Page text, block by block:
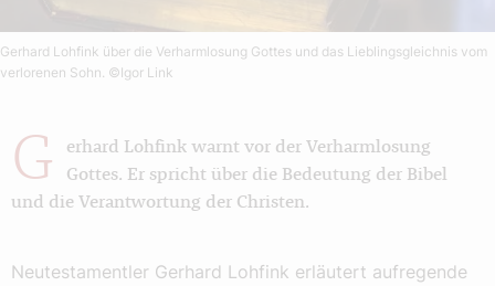
Gerhard Lohfink über die Verharmlosung Gottes und das Lieblingsgleichnis vom
verlorenen Sohn. ©Igor Link
G
erhard Lohfink warnt vor der Verharmlosung
Gottes. Er spricht über die Bedeutung der Bibel
und die Verantwortung der Christen.
Neutestamentler Gerhard Lohfink erläutert aufregende